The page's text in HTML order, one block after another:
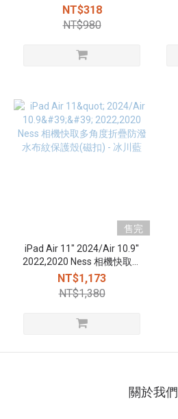
2022,2020 /Pro 11''
2022,2021 Mighty 防摔保護
殼(含Apple pencil筆槽) - 黑
NT$318
NT$980
售完
iPad Air 11" 2024/Air 10.9''
2022,2020 Ness 相機快取多
角度折疊防潑水布紋保護殼
(磁扣) - 冰川藍
NT$1,173
NT$1,380
關於我們